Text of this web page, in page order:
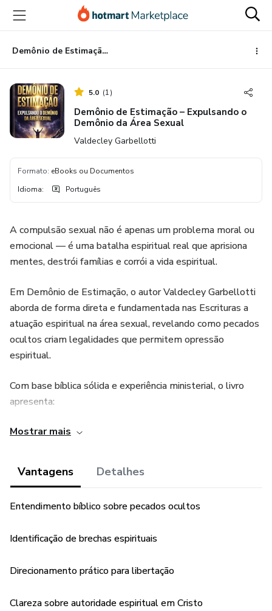
para
conteúdo
principal
para
pagamento
para
rodapé
Demônio de Estimação – Expulsando o Demônio da Área Sexual
5.0 (1)
Demônio de Estimação – Expulsando o
Demônio da Área Sexual
Valdecley Garbellotti
Formato: eBooks ou Documentos
Idioma: Português
A compulsão sexual não é apenas um problema moral ou
emocional — é uma batalha espiritual real que aprisiona
mentes, destrói famílias e corrói a vida espiritual.
Em Demônio de Estimação, o autor Valdecley Garbellotti
aborda de forma direta e fundamentada nas Escrituras a
atuação espiritual na área sexual, revelando como pecados
ocultos criam legalidades que permitem opressão
espiritual.
Com base bíblica sólida e experiência ministerial, o livro
apresenta:
• O conceito de “pecado de estimação”
renúncia e abandono
• Como exercer autoridade espiritual em Cristo
Esta obra não é sensacionalista. É um chamado à
Mostrar mais
Vantagens Detalhes
Entendimento bíblico sobre pecados ocultos
Identificação de brechas espirituais
Direcionamento prático para libertação
Clareza sobre autoridade espiritual em Cristo